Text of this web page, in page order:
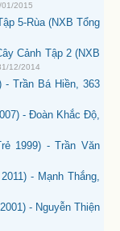
01/2015
5-Rùa (NXB Tổng
Cảnh Tập 2 (NXB
12/2014
- Trần Bá Hiền, 363
- Đoàn Khắc Độ,
1999) - Trần Văn
- Mạnh Thắng,
- Nguyễn Thiện